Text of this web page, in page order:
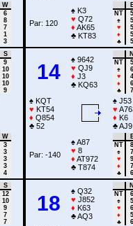
W
6
8
7
1
3
Par: 120
♠ K3
♥ Q72
♦ AK65
♣ KT83
NT
5
♠
5
♥
5
♦
5
♣
5
S
9
10
10
10
9
W
3
3
3
3
4
14
♠ 9642
♥ QJ9
♦ J3
♣ KQ63
NT
5
♠
6
♥
4
♦
6
♣
7
♠ KQT
♥ KT54
♦ Q854
♣ 52
♠ J53
♥
♦ K6
♣AJ9
Par: -140
♠A87
♥ 8
♦ AT972
♣ T874
NT
8
♠
7
♥
9
♦
7
♣
6
S
12
10
9
7
7
18
♠ Q32
♥ J852
♦ K63
♣AQ3
NT
6
♠
5
♥
6
♦
5
♣
6